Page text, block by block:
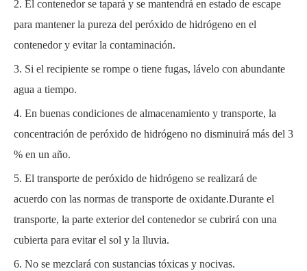
2. El contenedor se tapará y se mantendrá en estado de escape
para mantener la pureza del peróxido de hidrógeno en el
contenedor y evitar la contaminación.
3. Si el recipiente se rompe o tiene fugas, lávelo con abundante
agua a tiempo.
4. En buenas condiciones de almacenamiento y transporte, la
concentración de peróxido de hidrógeno no disminuirá más del 3
% en un año.
5. El transporte de peróxido de hidrógeno se realizará de
acuerdo con las normas de transporte de oxidante.Durante el
transporte, la parte exterior del contenedor se cubrirá con una
cubierta para evitar el sol y la lluvia.
6. No se mezclará con sustancias tóxicas y nocivas.